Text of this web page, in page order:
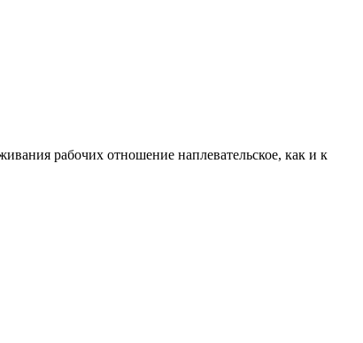
рабочих отношение наплевательское, как и к